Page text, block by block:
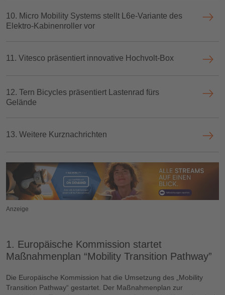
10. Micro Mobility Systems stellt L6e-Variante des
Elektro-Kabinenroller vor
11. Vitesco präsentiert innovative Hochvolt-Box
12. Tern Bicycles präsentiert Lastenrad fürs
Gelände
13. Weitere Kurznachrichten
Anzeige
1. Europäische Kommission startet
Maßnahmenplan “Mobility Transition Pathway”
Die Europäische Kommission hat die Umsetzung des „Mobility
Transition Pathway“ gestartet. Der Maßnahmenplan zur